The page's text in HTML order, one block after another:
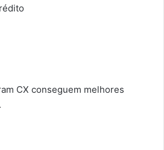
CX conseguem melhores